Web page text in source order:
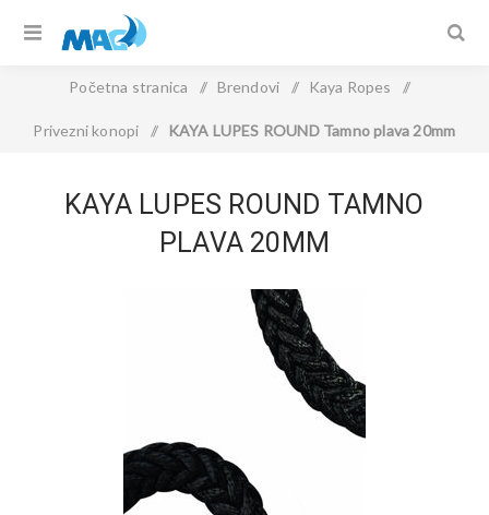
Početna stranica / Brendovi / Kaya Ropes /
Privezni konopi / KAYA LUPES ROUND Tamno plava 20mm
KAYA LUPES ROUND TAMNO
PLAVA 20MM